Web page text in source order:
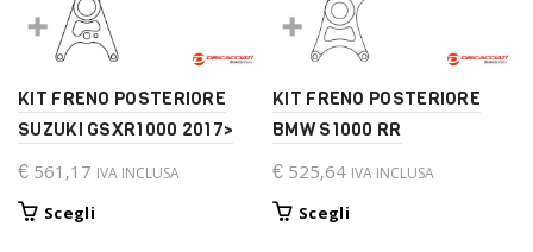
KIT FRENO POSTERIORE
SUZUKI GSXR1000 2017>
€561,17 IVA INCLUSA
ScegliQuesto
KIT FRENO POSTERIORE
BMW S1000 RR
€525,64 IVA INCLUSA
ScegliQuesto